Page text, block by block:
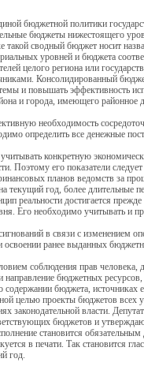
бюджетной политики
бюджеты нижестоящего
такой сводный бюджет носит
уровней и бюджета
целого региона или
Консолидированный
и повышать эффективность
и города, имеющего районное
необходимость
определить все денежные
конкретную
Поэтому его показатели
планов ведомств за
текущий год, более длительные
реальности достигается
Его необходимо учитывать и
в связи с изменением
освоении ранее выданных
соблюдения прав
направление бюджетных
бюджета, источниках
целью проекты бюджетов всех
законодательной власти.
бюджетов и
становится
в печати. Так становится
год.